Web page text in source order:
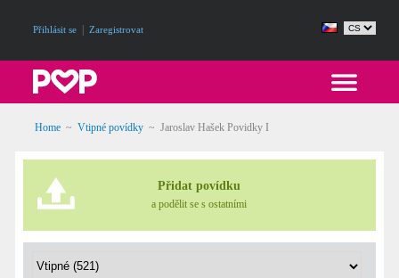
Přihlásit se Zaregistrovat
Home ~ Vtipné povídky ~ Jaroslav Hašek Povidky I
Přidat povídku
a podělit se s ostatními